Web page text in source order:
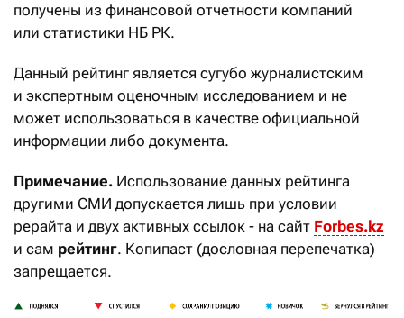
получены из финансовой отчетности компаний
или статистики НБ РК.
Данный рейтинг является сугубо журналистским
и экспертным оценочным исследованием и не
может использоваться в качестве официальной
информации либо документа.
Примечание. Использование данных рейтинга
другими СМИ допускается лишь при условии
рерайта и двух активных ссылок - на сайт Forbes.kz
и сам рейтинг. Копипаст (дословная перепечатка)
запрещается.